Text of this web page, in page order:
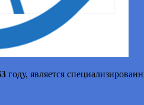
году, является